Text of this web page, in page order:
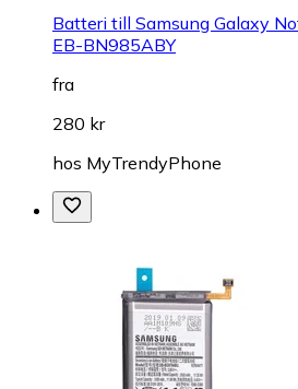
Batteri till Samsung Galaxy
EB-BN985ABY
fra
280 kr
hos MyTrendyPhone